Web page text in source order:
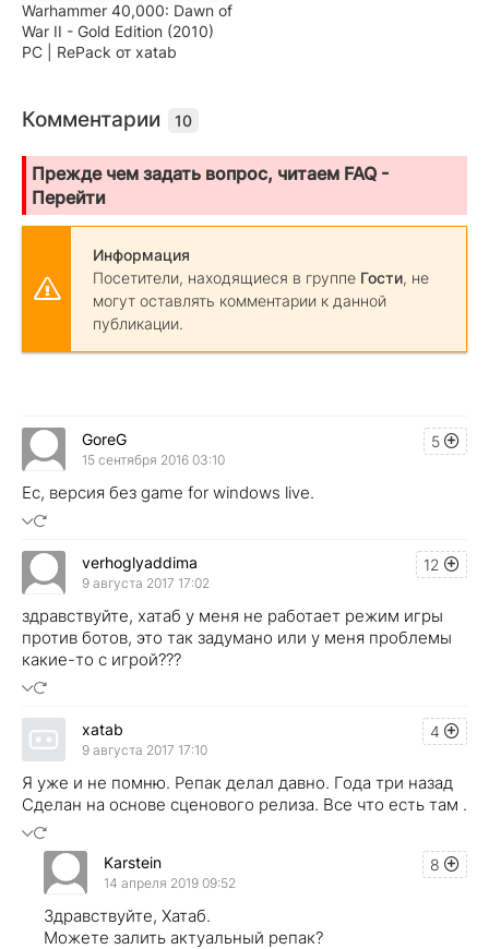
Warhammer 40,000: Dawn of
War II - Gold Edition (2010)
PC | RePack от xatab
Комментарии 10
Прежде чем задать вопрос, читаем FAQ -
Перейти
Информация
Посетители, находящиеся в группе Гости, не
могут оставлять комментарии к данной
публикации.
5
GoreG
15 сентября 2016 03:10
Ес, версия без game for windows live.
12
verhoglyaddima
9 августа 2017 17:02
здравствуйте, хатаб у меня не работает режим игры
против ботов, это так задумано или у меня проблемы
какие-то с игрой???
4
xatab
9 августа 2017 17:10
Я уже и не помню. Репак делал давно. Года три назад
Сделан на основе сценового релиза. Все что есть там .
8
Karstein
14 апреля 2019 09:52
Здравствуйте, Хатаб.
Можете залить актуальный репак?